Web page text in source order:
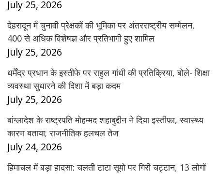
July 25, 2026
देहरादून में चुनावी प्रेक्षकों की भूमिका पर अंतरराष्ट्रीय सम्मेलन,
400 से अधिक विशेषज्ञ और प्रतिभागी हुए शामिल
July 25, 2026
धर्मेंद्र प्रधान के इस्तीफे पर राहुल गांधी की प्रतिक्रिया, बोले- शिक्षा
व्यवस्था सुधारने की दिशा में बड़ा कदम
July 25, 2026
बांग्लादेश के राष्ट्रपति मोहम्मद शहाबुद्दीन ने दिया इस्तीफा, स्वास्थ्य
कारण बताया; राजनीतिक हलचल तेज
July 24, 2026
हिमाचल में बड़ा हादसा: चलती टाटा सूमो पर गिरी चट्टान, 13 लोगों